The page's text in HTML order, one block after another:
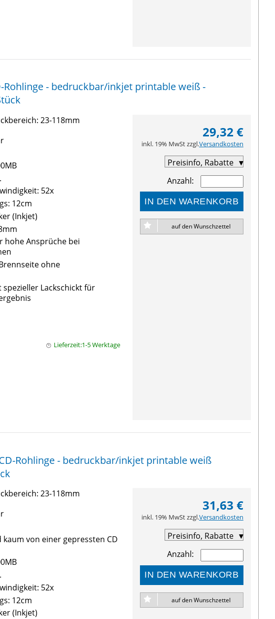
Rohlinge - bedruckbar/inkjet printable weiß -
23-118mm
52x
12cm
(Inkjet)
hohe Ansprüche bei
ohne
Lackschickt für
Lieferzeit:1-5 Werktage
29,32 €
inkl. 19% MwSt zzgl.Versandkosten
Preisinfo, Rabatte
Anzahl:
IN DEN WARENKORB
auf den Wunschzettel
Rohlinge - bedruckbar/inkjet printable weiß
23-118mm
von einer gepressten CD
52x
12cm
(Inkjet)
31,63 €
inkl. 19% MwSt zzgl.Versandkosten
Preisinfo, Rabatte
Anzahl:
IN DEN WARENKORB
auf den Wunschzettel